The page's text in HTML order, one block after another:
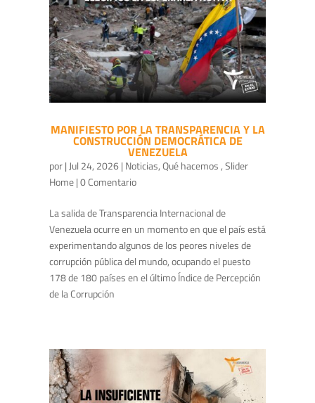
MANIFIESTO POR LA TRANSPARENCIA Y LA
CONSTRUCCIÓN DEMOCRÁTICA DE
VENEZUELA
por|Jul 24, 2026| Noticias,Qué hacemos,Slider
Home| 0 Comentario
La salida de Transparencia Internacional de
Venezuela ocurre en un momento en que el país está
experimentando algunos de los peores niveles de
corrupción pública del mundo, ocupando el puesto
178 de 180 países en el último Índice de Percepción
de la Corrupción